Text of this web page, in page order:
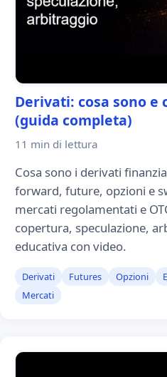
Derivati: cosa sono e
(guida completa)
11 min di lettura
Cosa sono i derivati
forward, future, opzioni e
mercati regolamentati e
copertura, speculazione,
educativa con video.
Derivati Futures Opzioni
Mercati